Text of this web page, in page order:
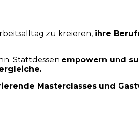
zu kreieren, ihre
Stattdessen empowern und
Masterclasses und